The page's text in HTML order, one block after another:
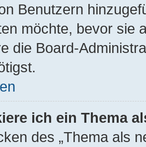
Benutzern
möchte, bevor sie
die Board-
ich ein Thema
des „Thema als